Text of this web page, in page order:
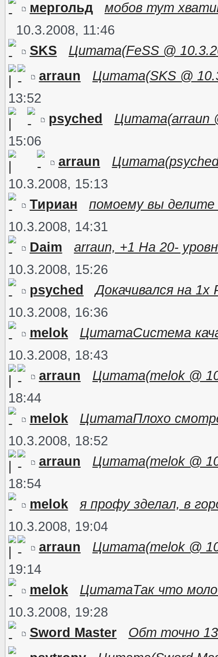
мергольд
мобов тут
10.3.2008, 11:46
SKS
Цитата(FeSS @
arraun
Цитата(SKS @
13:52
psyched
Цитата(arraun
15:06
arraun
10.3.2008, 15:13
Тириан
помоему вы
10.3.2008, 14:31
Daim
arraun, +1 На 20-
10.3.2008, 15:26
psyched
Докачивался на
10.3.2008, 16:36
melok
ЦитатаСистема
10.3.2008, 18:43
arraun
Цитата(melok @
18:44
melok
ЦитатаПлохо
10.3.2008, 18:52
arraun
Цитата(melok @
18:54
melok
я профу зделал, в
10.3.2008, 19:04
arraun
Цитата(melok @
19:14
melok
ЦитатаТак что
10.3.2008, 19:28
Sword Master
Обт точно